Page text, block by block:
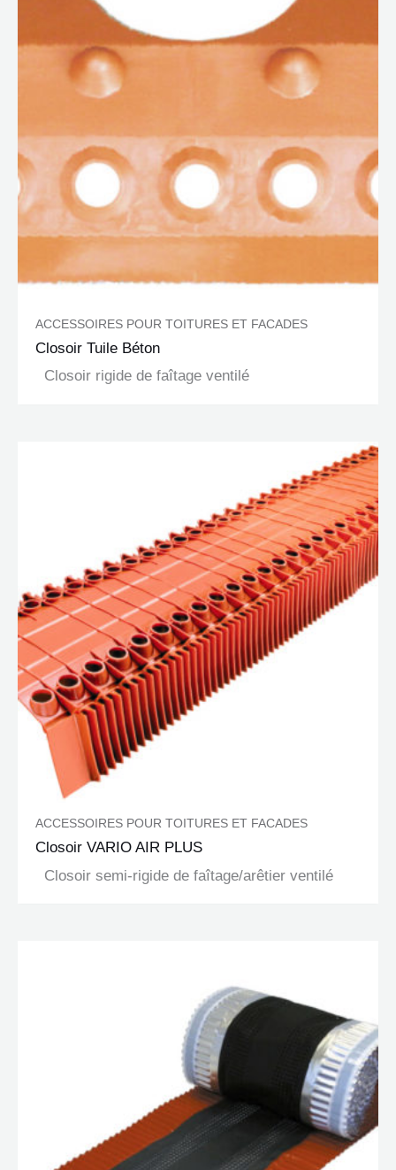
ACCESSOIRES POUR TOITURES ET FACADES
Closoir Tuile Béton
Closoir rigide de faîtage ventilé
ACCESSOIRES POUR TOITURES ET FACADES
Closoir VARIO AIR PLUS
Closoir semi-rigide de faîtage/arêtier ventilé